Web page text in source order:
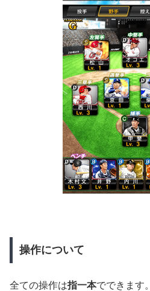
操作について
全ての操作は指一本でできます。